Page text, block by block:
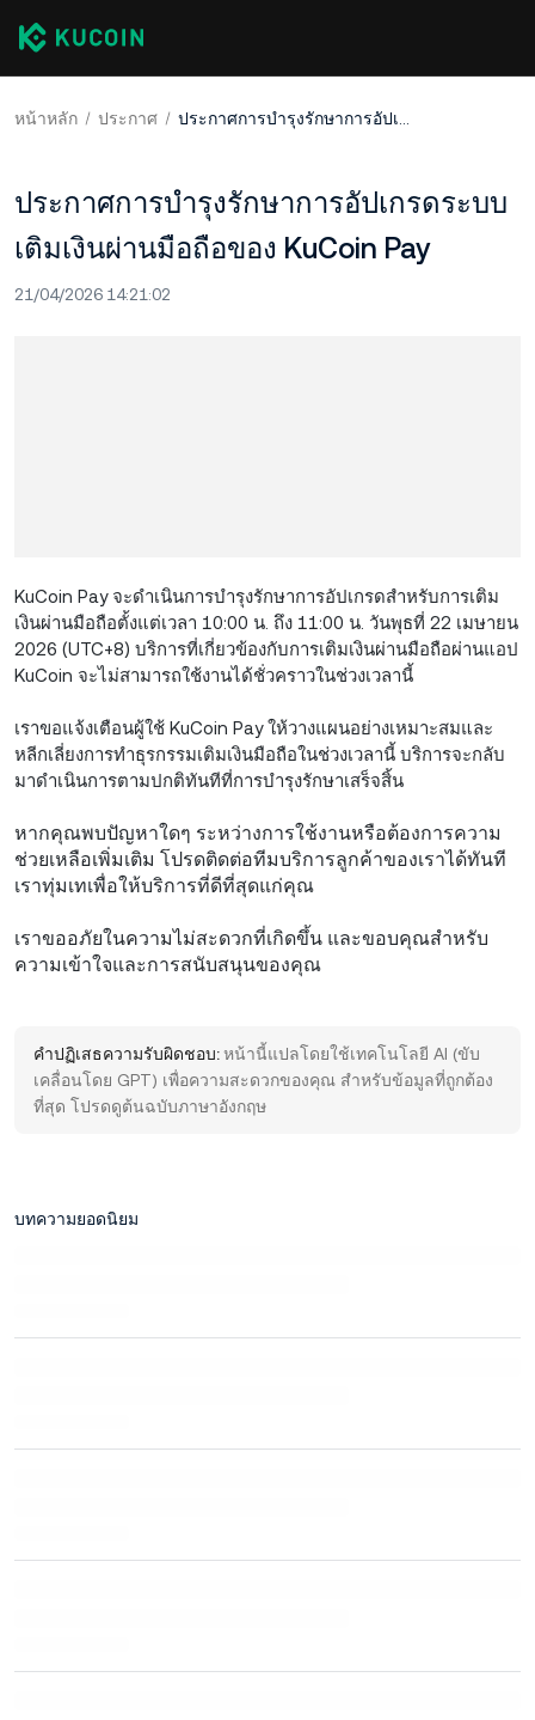
หน้าหลัก ประกาศ ประกาศการบำรุงรักษาการอัปเกรดระบบเติมเงินผ่านมือถือของ KuCoin Pay
ประกาศการบำรุงรักษาการอัปเกรดระบบ
เติมเงินผ่านมือถือของ KuCoin Pay
21/04/2026 14:21:02
KuCoin Pay จะดำเนินการบำรุงรักษาการอัปเกรดสำหรับการเติม
เงินผ่านมือถือตั้งแต่เวลา 10:00 น. ถึง 11:00 น. วันพุธที่ 22 เมษายน
2026 (UTC+8) บริการที่เกี่ยวข้องกับการเติมเงินผ่านมือถือผ่านแอป
KuCoin จะไม่สามารถใช้งานได้ชั่วคราวในช่วงเวลานี้
เราขอแจ้งเตือนผู้ใช้ KuCoin Pay ให้วางแผนอย่างเหมาะสมและ
หลีกเลี่ยงการทำธุรกรรมเติมเงินมือถือในช่วงเวลานี้ บริการจะกลับ
มาดำเนินการตามปกติทันทีที่การบำรุงรักษาเสร็จสิ้น
หากคุณพบปัญหาใดๆ ระหว่างการใช้งานหรือต้องการความ
ช่วยเหลือเพิ่มเติม โปรดติดต่อทีมบริการลูกค้าของเราได้ทันที
เราทุ่มเทเพื่อให้บริการที่ดีที่สุดแก่คุณ
เราขออภัยในความไม่สะดวกที่เกิดขึ้น และขอบคุณสำหรับ
ความเข้าใจและการสนับสนุนของคุณ
คำปฏิเสธความรับผิดชอบ:หน้านี้แปลโดยใช้เทคโนโลยี AI (ขับ
เคลื่อนโดย GPT) เพื่อความสะดวกของคุณ สำหรับข้อมูลที่ถูกต้อง
ที่สุด โปรดดูต้นฉบับภาษาอังกฤษ
บทความยอดนิยม